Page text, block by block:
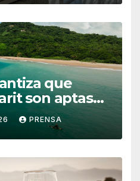
que
son aptas
PRENSA